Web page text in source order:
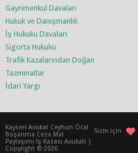
Gayrimenkul Davaları
Hukuk ve Danışmanlık
İş Hukuku Davaları
Sigorta Hukuku
Trafik Kazalarından Doğan
Tazminatlar
İdari Yargı
Sizin için
Kayseri Avukat Ceyhun Öcal
Boşanma Ceza Mal
Paylaşımı İş Kazası Avukatı |
Copyright © 2026